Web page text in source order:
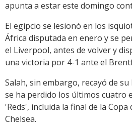
apunta a estar este domingo
El egipcio se lesionó en los
África disputada en enero y se
el Liverpool, antes de volver y
una victoria por 4-1 ante el
Salah, sin embargo, recayó de
se ha perdido los últimos cuatro
'Reds', incluida la final de la
Chelsea.